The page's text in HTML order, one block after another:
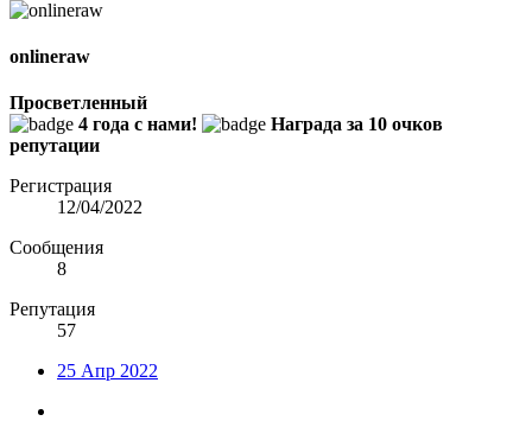
onlineraw
Просветленный
4 года с нами!
Награда за 10 очков
репутации
Регистрация
12/04/2022
Сообщения
8
Репутация
57
25 Апр 2022